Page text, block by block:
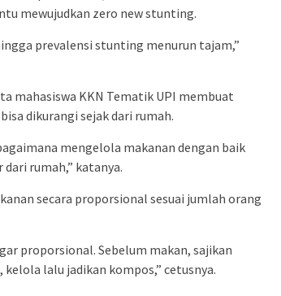
mewujudkan zero new stunting.
prevalensi stunting menurun tajam,”
mahasiswa KKN Tematik UPI membuat
dikurangi sejak dari rumah.
mengelola makanan dengan baik
rumah,” katanya.
secara proporsional sesuai jumlah orang
proporsional. Sebelum makan, sajikan
lalu jadikan kompos,” cetusnya.